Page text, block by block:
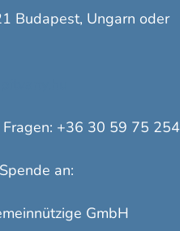
Budapest, Ungarn oder
+36 30 59 75 254
an:
GmbH